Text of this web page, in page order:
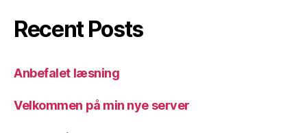
Recent Posts
Anbefalet læsning
Velkommen på min nye server